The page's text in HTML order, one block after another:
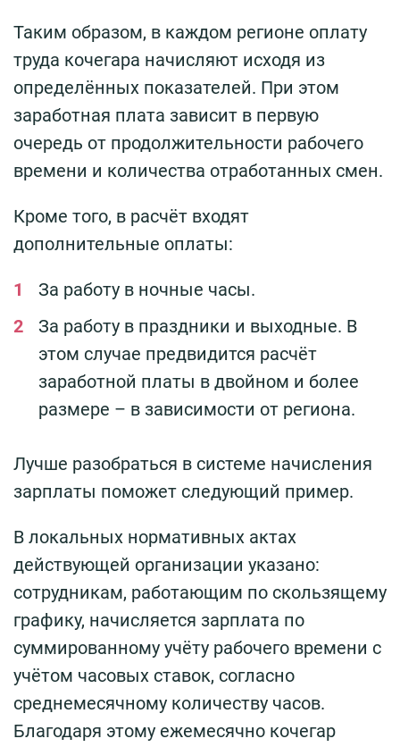
Таким образом, в каждом регионе оплату
труда кочегара начисляют исходя из
определённых показателей. При этом
заработная плата зависит в первую
очередь от продолжительности рабочего
времени и количества отработанных смен.
Кроме того, в расчёт входят
дополнительные оплаты:
За работу в ночные часы.
За работу в праздники и выходные. В
этом случае предвидится расчёт
заработной платы в двойном и более
размере – в зависимости от региона.
Лучше разобраться в системе начисления
зарплаты поможет следующий пример.
В локальных нормативных актах
действующей организации указано:
сотрудникам, работающим по скользящему
графику, начисляется зарплата по
суммированному учёту рабочего времени с
учётом часовых ставок, согласно
среднемесячному количеству часов.
Благодаря этому ежемесячно кочегар